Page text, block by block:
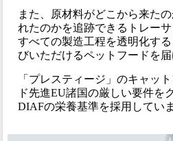
また、原材料がどこから来た
れたのかを追跡できるトレーサ
すべての製造工程を透明化す
びいただけるペットフードを届
「プレスティージ」のキャッ
ド先進EU諸国の厳しい要件を
DIAFの栄養基準を採用していま